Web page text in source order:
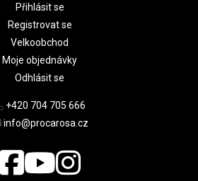
Přihlásit se
Registrovat se
Velkoobchod
Moje objednávky
Odhlásit se
+420 704 705 666
info@procarosa.cz